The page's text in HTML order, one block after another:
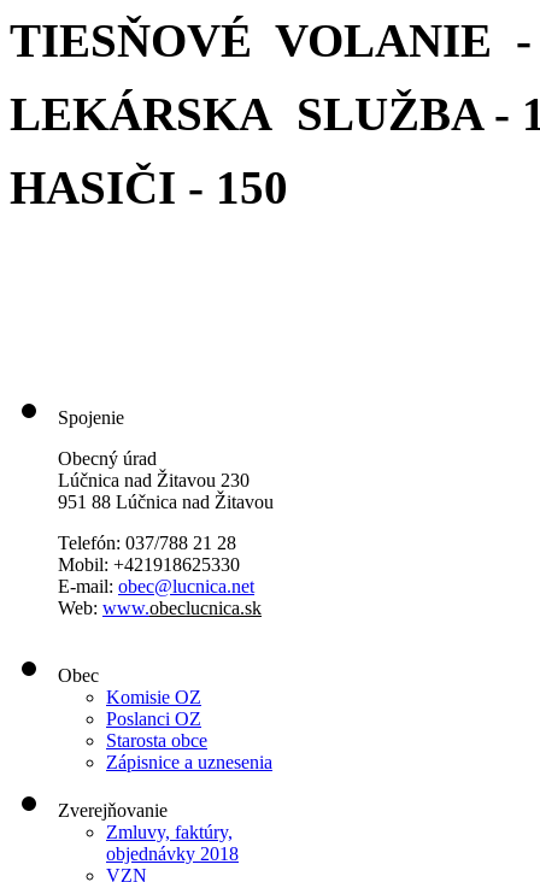
TIESŇOVÉ VOLANIE -
LEKÁRSKA SLUŽBA -
HASIČI - 150
Spojenie
Obecný úrad
Lúčnica nad Žitavou 230
951 88 Lúčnica nad Žitavou
Telefón: 037/788 21 28
Mobil: +421918625330
E-mail: obec@lucnica.net
Web: www.obeclucnica.sk
Obec
Komisie OZ
Poslanci OZ
Starosta obce
Zápisnice a uznesenia
Zverejňovanie
Zmluvy, faktúry,
objednávky 2018
VZN